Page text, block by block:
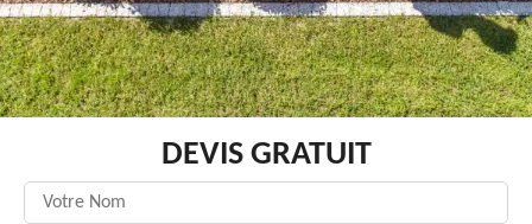
DEVIS GRATUIT